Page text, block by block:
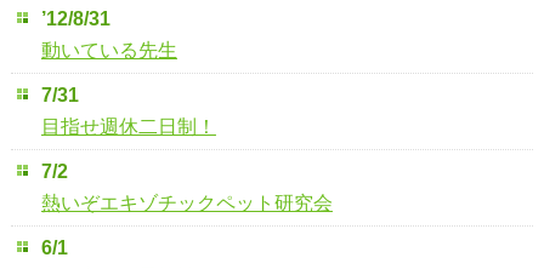
’12/8/31
動いている先生
7/31
目指せ週休二日制！
7/2
熱いぞエキゾチックペット研究会
6/1